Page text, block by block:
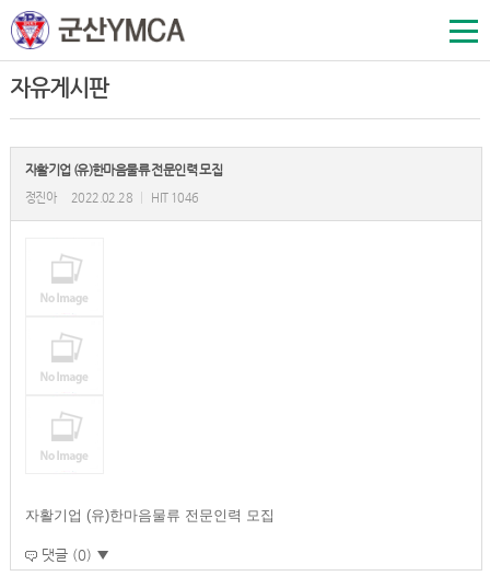
자유게시판
자활기업 (유)한마음물류 전문인력 모집
정진아 2022.02.28 HIT 1046
자활기업 (유)한마음물류 전문인력 모집
댓글 (0) ▼